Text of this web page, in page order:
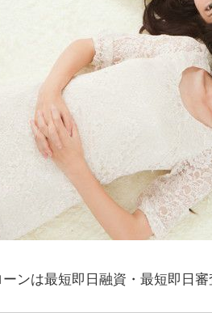
ーンは最短即日融資・最短即日